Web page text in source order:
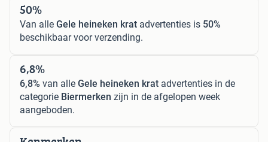
50%
Van alle Gele heineken krat advertenties is 50%
beschikbaar voor verzending.
6,8%
6,8% van alle Gele heineken krat advertenties in de
categorie Biermerken zijn in de afgelopen week
aangeboden.